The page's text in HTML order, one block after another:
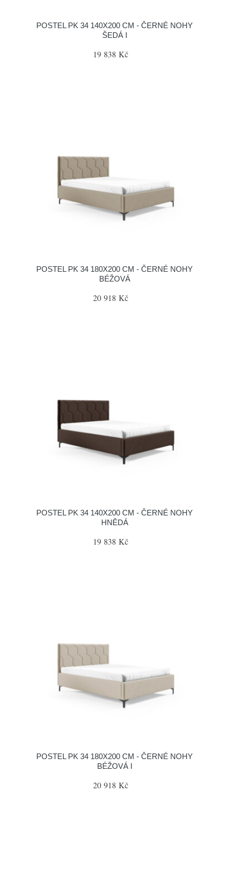
POSTEL PK 34 140X200 CM - ČERNÉ NOHY
ŠEDÁ I
19 838 Kč
POSTEL PK 34 180X200 CM - ČERNÉ NOHY
BÉŽOVÁ
20 918 Kč
POSTEL PK 34 140X200 CM - ČERNÉ NOHY
HNĚDÁ
19 838 Kč
POSTEL PK 34 180X200 CM - ČERNÉ NOHY
BÉŽOVÁ I
20 918 Kč